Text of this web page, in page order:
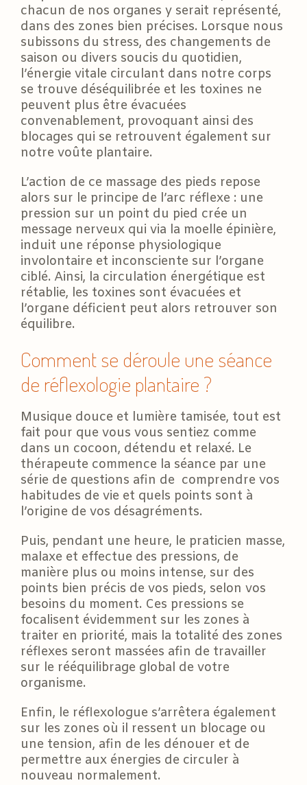
chacun de nos organes y serait représenté,
dans des zones bien précises. Lorsque nous
subissons du stress, des changements de
saison ou divers soucis du quotidien,
l’énergie vitale circulant dans notre corps
se trouve déséquilibrée et les toxines ne
peuvent plus être évacuées
convenablement, provoquant ainsi des
blocages qui se retrouvent également sur
notre voûte plantaire.
L’action de ce massage des pieds repose
alors sur le principe de l’arc réflexe : une
pression sur un point du pied crée un
message nerveux qui via la moelle épinière,
induit une réponse physiologique
involontaire et inconsciente sur l’organe
ciblé. Ainsi, la circulation énergétique est
rétablie, les toxines sont évacuées et
l’organe déficient peut alors retrouver son
équilibre.
Comment se déroule une séance
de réflexologie plantaire ?
Musique douce et lumière tamisée, tout est
fait pour que vous vous sentiez comme
dans un cocoon, détendu et relaxé. Le
thérapeute commence la séance par une
série de questions afin de comprendre vos
habitudes de vie et quels points sont à
l’origine de vos désagréments.
Puis, pendant une heure, le praticien masse,
malaxe et effectue des pressions, de
manière plus ou moins intense, sur des
points bien précis de vos pieds, selon vos
besoins du moment. Ces pressions se
focalisent évidemment sur les zones à
traiter en priorité, mais la totalité des zones
réflexes seront massées afin de travailler
sur le rééquilibrage global de votre
organisme.
Enfin, le réflexologue s’arrêtera également
sur les zones où il ressent un blocage ou
une tension, afin de les dénouer et de
permettre aux énergies de circuler à
nouveau normalement.